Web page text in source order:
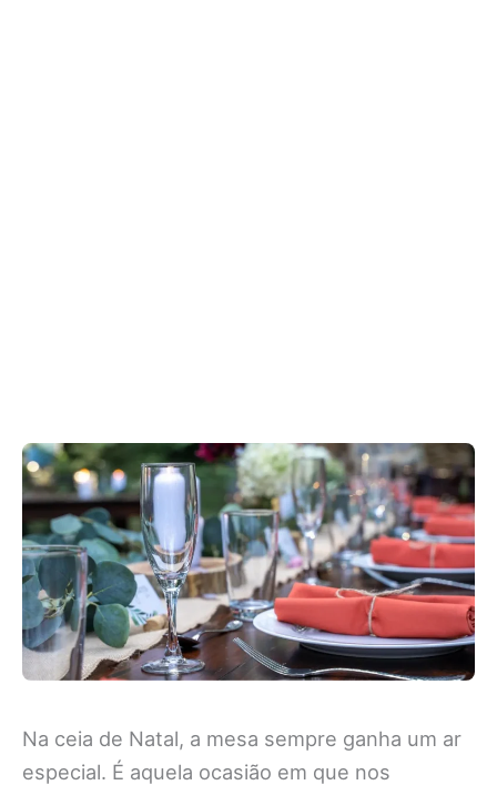
Na ceia de Natal, a mesa sempre ganha um ar
especial. É aquela ocasião em que nos